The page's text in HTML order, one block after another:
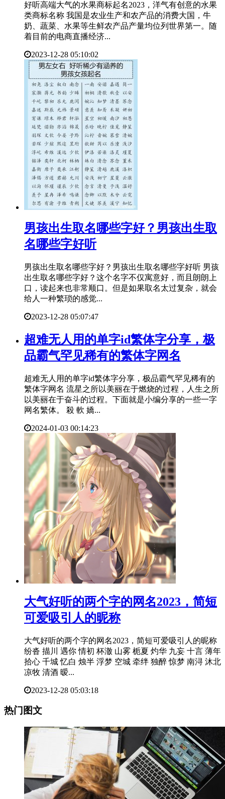
好听高端大气的水果商标起名2023，洋气有创意的水果
类商标名称 我国是农业生产和农产品的消费大国，牛
奶、蔬菜、水果等生鲜农产品产量均位列世界第一。随
着目前的电商直播经济...
2023-12-28 05:10:02
​男孩出生取名哪些字好？男孩出生取
名哪些字好听
男孩出生取名哪些字好？男孩出生取名哪些字好听 男孩
出生取名哪些字好？这个名字不仅寓意好，而且朗朗上
口，读起来也非常顺口。但是如果取名太过复杂，就会
给人一种繁琐的感觉...
2023-12-28 05:07:47
​超难无人用的单字id繁体字分享，极
品霸气罕见稀有的繁体字网名
超难无人用的单字id繁体字分享，极品霸气罕见稀有的
繁体字网名 流星之所以美丽在于燃烧的过程，人生之所
以美丽在于奋斗的过程。下面就是小编分享的一些一字
网名繁体。 殺 軟 嬌...
2024-01-03 00:14:23
​大气好听的两个字的网名2023，简短
可爱吸引人的昵称
大气好听的两个字的网名2023，简短可爱吸引人的昵称
纷沓 描川 遇你 情初 杯澈 山雾 栀夏 灼华 九妄 十言 薄年
拾心 千城 忆白 烛半 浮梦 空城 牵绊 独醉 惊梦 南浔 沐北
凉牧 清酒 暧...
2023-12-28 05:03:18
热门图文